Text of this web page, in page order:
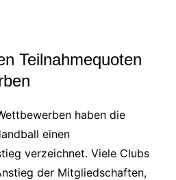
Teilnahmequoten
haben die
einen
verzeichnet. Viele Clubs
der Mitgliedschaften,